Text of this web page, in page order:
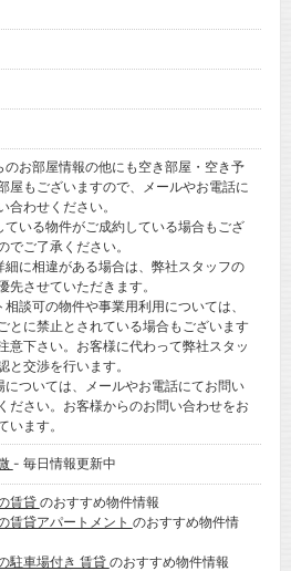
のお部屋情報の他にも空き部屋・空き予
屋もございますので、メールやお電話に
合わせください。
ている物件がご成約している場合もござ
でご了承ください。
細に相違がある場合は、弊社スタッフの
先させていただきます。
談可の物件や事業用利用については、
とに禁止とされている場合もございます
意下さい。お客様に代わって弊社スタッ
と交渉を行います。
については、メールやお電話にてお問い
ださい。お客様からのお問い合わせをお
います。
- 毎日情報更新中
賃貸 のおすすめ物件情報
賃貸アパートメント のおすすめ物件情
駐車場付き 賃貸 のおすすめ物件情報